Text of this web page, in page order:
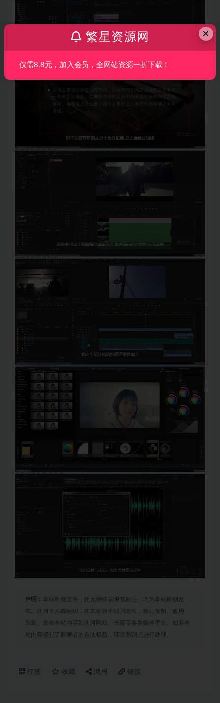
声明： 本站所有文章，如无特殊说明或标注，均为本站原创发
布。任何个人或组织，在未征得本站同意时，禁止复制、盗用、
采集、发布本站内容到任何网站、书籍等各类媒体平台。如若本
站内容侵犯了原著者的合法权益，可联系我们进行处理。
打赏 收藏 海报 链接
×
繁星资源网
仅需8.8元，加入会员，全网站资源一折下载！